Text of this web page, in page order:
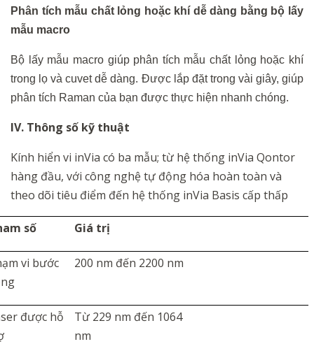
Phân tích mẫu chất lỏng hoặc khí dễ dàng bằng bộ lấy
mẫu macro
Bộ lấy mẫu macro giúp phân tích mẫu chất lỏng hoặc khí
trong lọ và cuvet dễ dàng. Được lắp đặt trong vài giây, giúp
phân tích Raman của bạn được thực hiện nhanh chóng.
IV. Thông số kỹ thuật
Kính hiển vi inVia có ba mẫu; từ hệ thống inVia Qontor
hàng đầu, với công nghệ tự động hóa hoàn toàn và
theo dõi tiêu điểm đến hệ thống inVia Basis cấp thấp
số Giá trị
vi bước
200 nm đến 2200 nm
được hỗ
Từ 229 nm đến 1064
nm